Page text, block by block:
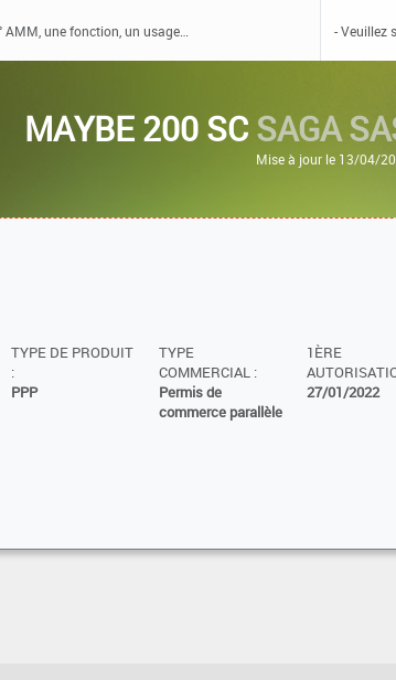
MAYBE 200 SCSAGA
Mise à jour le 13/04/
TYPE DE PRODUIT
:
PPP
TYPE
COMMERCIAL :
Permis de
commerce parallèle
1ÈRE
27/01/2022